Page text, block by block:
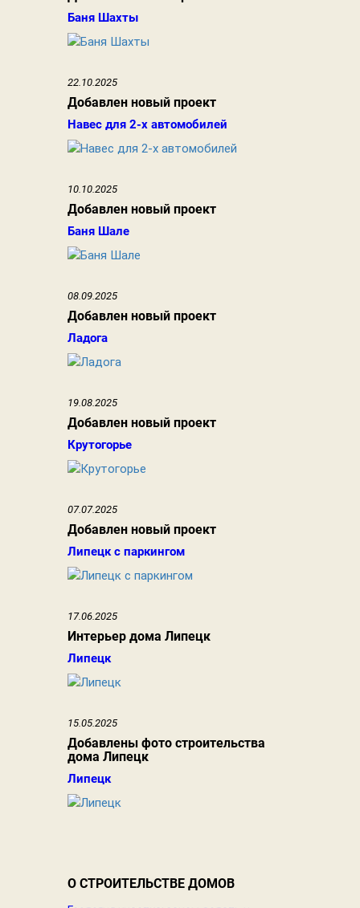
Баня Шахты
22.10.2025
Добавлен новый проект
Навес для 2-х автомобилей
10.10.2025
Добавлен новый проект
Баня Шале
08.09.2025
Добавлен новый проект
Ладога
19.08.2025
Добавлен новый проект
Крутогорье
07.07.2025
Добавлен новый проект
Липецк с паркингом
17.06.2025
Интерьер дома Липецк
Липецк
15.05.2025
Добавлены фото строительства
дома Липецк
Липецк
О СТРОИТЕЛЬСТВЕ ДОМОВ